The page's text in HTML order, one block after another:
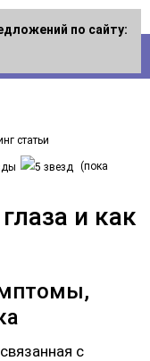
статьи
(пока
и как
с
по сайту: